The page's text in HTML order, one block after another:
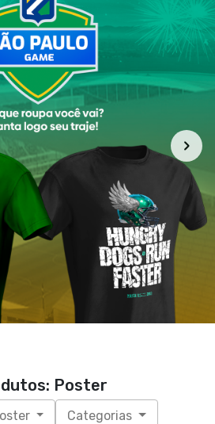
Poster
Categorias